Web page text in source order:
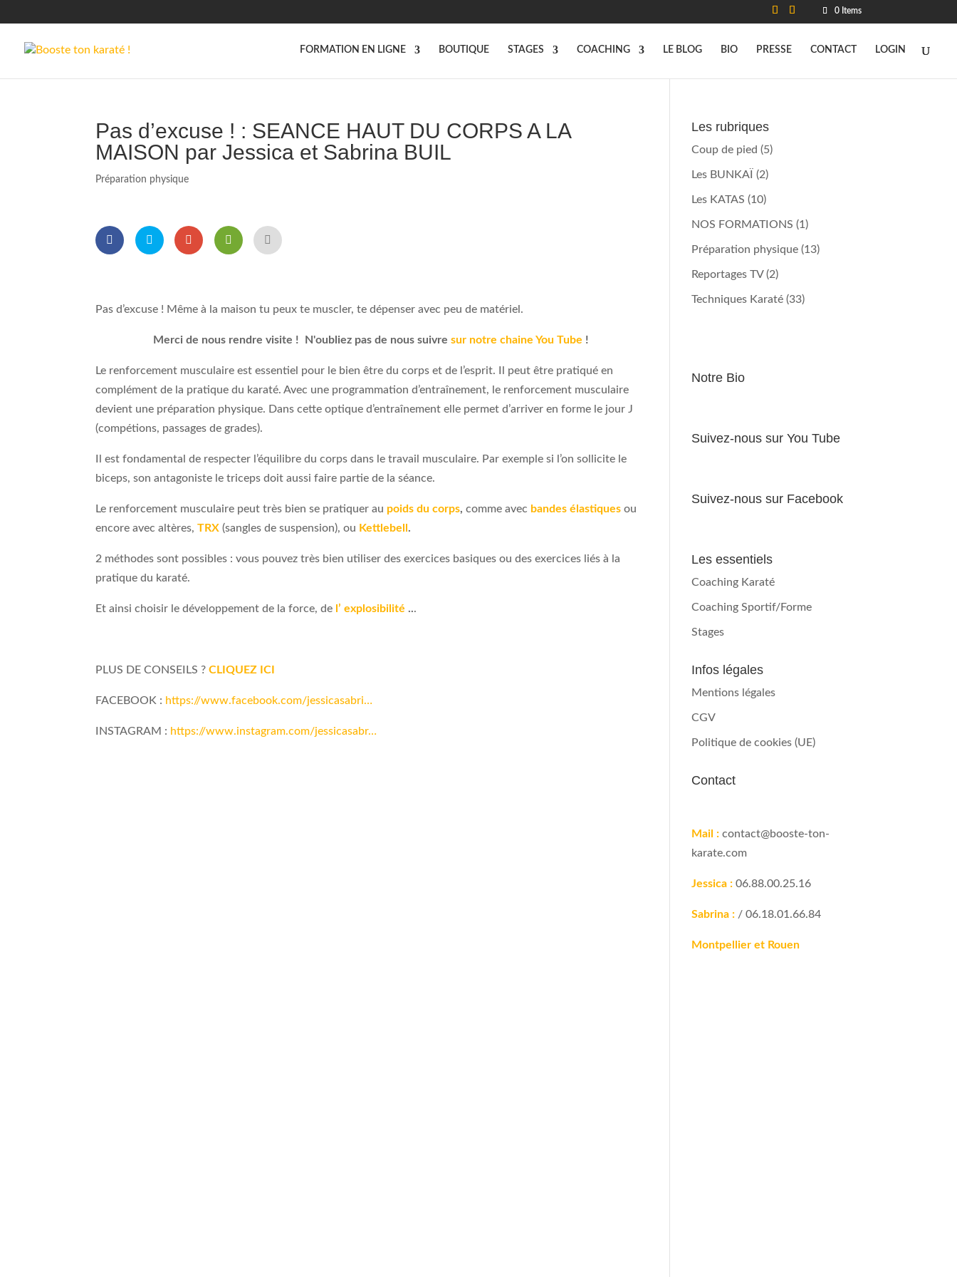
0 Items
FORMATION EN LIGNE BOUTIQUE STAGES COACHING LE BLOG BIO PRESSE CONTACT LOGIN
Pas d’excuse ! : SEANCE HAUT DU CORPS A LA
MAISON par Jessica et Sabrina BUIL
Préparation physique
Pas d’excuse ! Même à la maison tu peux te muscler, te dépenser avec peu de matériel.
Merci de nous rendre visite ! N'oubliez pas de nous suivresur notre chaine You Tube !
Le renforcement musculaire est essentiel pour le bien être du corps et de l’esprit. Il peut être pratiqué en
complément de la pratique du karaté. Avec une programmation d’entraînement, le renforcement musculaire
devient une préparation physique. Dans cette optique d’entraînement elle permet d’arriver en forme le jour J
(compétions, passages de grades).
Il est fondamental de respecter l’équilibre du corps dans le travail musculaire. Par exemple si l’on sollicite le
biceps, son antagoniste le triceps doit aussi faire partie de la séance.
Le renforcement musculaire peut très bien se pratiquer au poids du corps, comme avec bandes élastiques ou
encore avec altères,TRX (sangles de suspension), ou Kettlebell.
2 méthodes sont possibles : vous pouvez très bien utiliser des exercices basiques ou des exercices liés à la
pratique du karaté.
Et ainsi choisir le développement de la force, de l’ explosibilité ...
PLUS DE CONSEILS ?CLIQUEZ ICI
FACEBOOK : https://www.facebook.com/jessicasabri…
INSTAGRAM : https://www.instagram.com/jessicasabr…
Les rubriques
Coup de pied (5)
Les BUNKAÏ (2)
Les KATAS (10)
NOS FORMATIONS (1)
Préparation physique(13)
Reportages TV(2)
Techniques Karaté(33)
Notre Bio
Suivez-nous sur You Tube
Suivez-nous sur Facebook
Les essentiels
Coaching Karaté
Coaching Sportif/Forme
Stages
Infos légales
Mentions légales
CGV
Politique de cookies (UE)
Contact
Mail :contact@booste-ton-
karate.com
Jessica : 06.88.00.25.16
Sabrina : / 06.18.01.66.84
Montpellier et Rouen